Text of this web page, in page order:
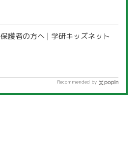
保護者の方へ | 学研キッズネット
Recommended by